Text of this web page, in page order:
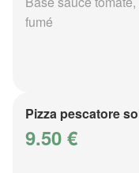
fumé
Pizza pescatore
9.50 €